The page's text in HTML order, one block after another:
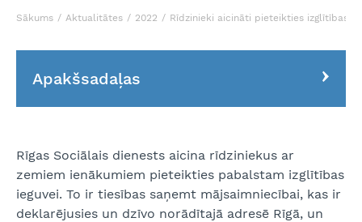
Sākums Aktualitātes 2022 Rīdzinieki aicināti pieteikties izglītības
Apakšsadaļas
Rīgas Sociālais dienests aicina rīdziniekus ar
zemiem ienākumiem pieteikties pabalstam izglītības
ieguvei. To ir tiesības saņemt mājsaimniecībai, kas ir
deklarējusies un dzīvo norādītajā adresē Rīgā, un